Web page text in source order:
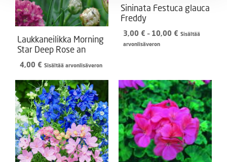
Laukkaneilikka Morning
Star Deep Rose an
4,00 € Sisältää arvonlisäveron
Sininata Festuca glauca
Freddy
3,00 € – 10,00 € Hintaluokka:
Sisältää
arvonlisäveron